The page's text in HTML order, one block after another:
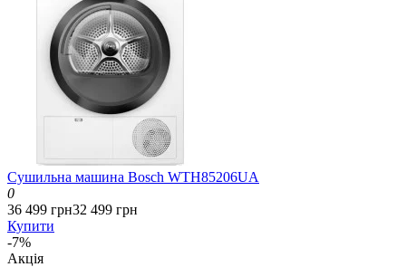
Сушильна машина Bosch WTH85206UA
0
36 499 грн32 499 грн
Купити
-7%
Акція